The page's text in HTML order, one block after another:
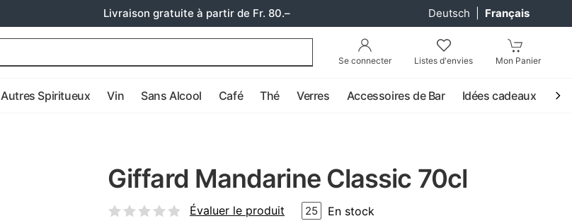
Livraison gratuite à partir de Fr. 80.– Deutsch Français
Se connecter Listes d'envies Mon Panier
Autres Spiritueux Vin Sans Alcool Café Thé Verres Accessoires de Bar Idées cadeaux
Giffard Mandarine Classic 70cl
Évaluer le produit 25 En stock